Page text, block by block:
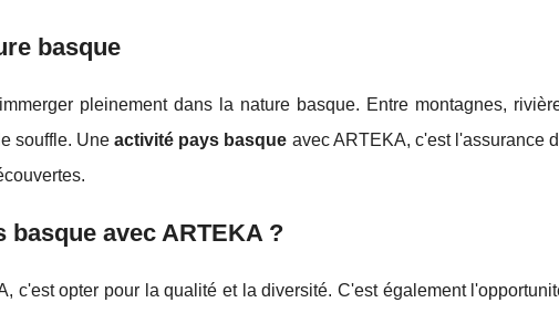
basque
pleinement dans la nature basque. Entre montagnes,
souffle. Uneactivité pays basque avec ARTEKA, c'est l'assurance
avec ARTEKA ?
c'est opter pour la qualité et la diversité. C'est également